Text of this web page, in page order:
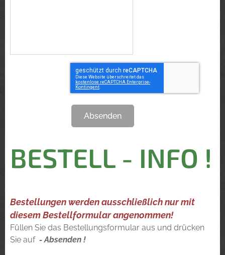
Absenden
BESTELL - INFO !
Bestellungen werden ausschließlich nur mit
diesem Bestellformular angenommen!
Füllen Sie das Bestellungsformular aus und drücken
Sie auf - Absenden !